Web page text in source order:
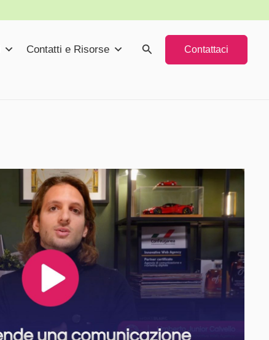
Contatti e Risorse Cerca Contattaci